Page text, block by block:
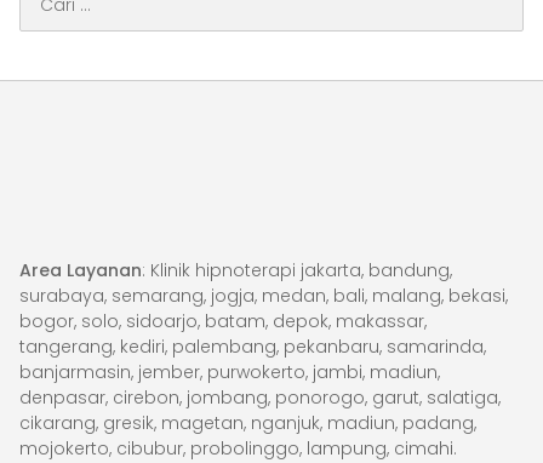
untuk:
Area Layanan: Klinik hipnoterapi jakarta, bandung,
surabaya, semarang, jogja, medan, bali, malang, bekasi,
bogor, solo, sidoarjo, batam, depok, makassar,
tangerang, kediri, palembang, pekanbaru, samarinda,
banjarmasin, jember, purwokerto, jambi, madiun,
denpasar, cirebon, jombang, ponorogo, garut, salatiga,
cikarang, gresik, magetan, nganjuk, madiun, padang,
mojokerto, cibubur, probolinggo, lampung, cimahi.